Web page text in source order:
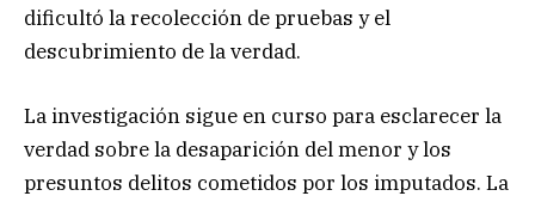
dificultó la recolección de pruebas y el
descubrimiento de la verdad.
La investigación sigue en curso para esclarecer la
verdad sobre la desaparición del menor y los
presuntos delitos cometidos por los imputados. La